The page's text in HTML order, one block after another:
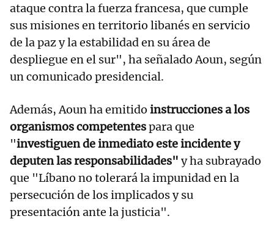
ataque contra la fuerza francesa, que cumple
sus misiones en territorio libanés en servicio
de la paz y la estabilidad en su área de
despliegue en el sur", ha señalado Aoun, según
un comunicado presidencial.
Además, Aoun ha emitido instrucciones a los
organismos competentespara que
"investiguen de inmediato este incidente y
deputen las responsabilidades" y ha subrayado
que "Líbano no tolerará la impunidad en la
persecución de los implicados y su
presentación ante la justicia".